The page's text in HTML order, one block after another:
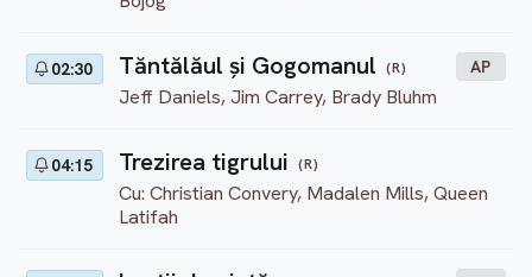
02:30 Tăntălăul și Gogomanul (R) AP
Jeff Daniels, Jim Carrey, Brady Bluhm
04:15 Trezirea tigrului (R)
Cu: Christian Convery, Madalen Mills, Queen
Latifah